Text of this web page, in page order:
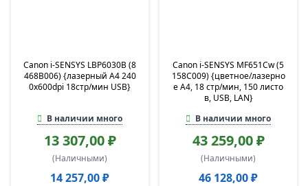
Canon i-SENSYS LBP6030B (8
468B006) {лазерный A4 240
0x600dpi 18стр/мин USB}
В наличии много
13 307,00 ₽
(Наличными)
14 257,00 ₽
Canon i-SENSYS MF651Cw (5
158C009) {цветное/лазерно
е A4, 18 стр/мин, 150 листо
в, USB, LAN}
В наличии много
43 259,00 ₽
(Наличными)
46 128,00 ₽